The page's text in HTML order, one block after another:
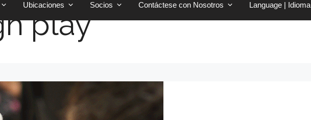
Ubicaciones Socios Contáctese con Nosotros Language | Idioma
play